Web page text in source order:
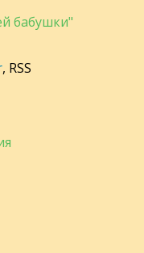
бабушки"
, RSS